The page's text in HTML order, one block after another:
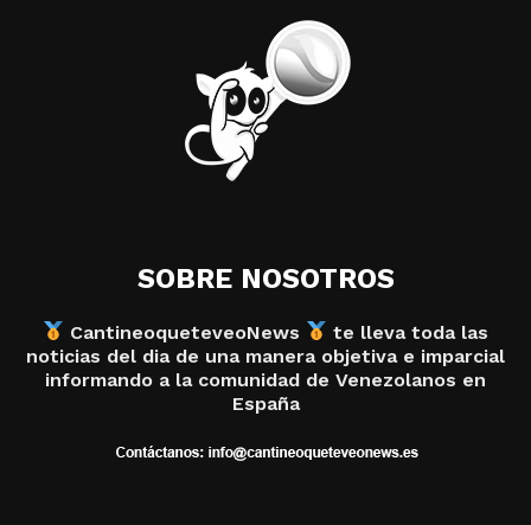
SOBRE NOSOTROS
CantineoqueteveoNews
te lleva toda las
noticias del dia de una manera objetiva e imparcial
informando a la comunidad de Venezolanos en
España